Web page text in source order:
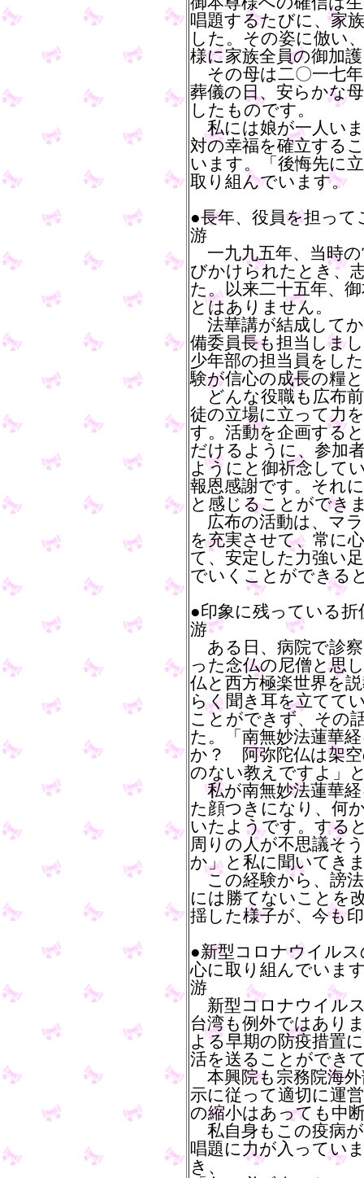
唱題するたびに、家
した。その姿に倣い
様に家族全員の御加
その母は二〇一七
葬儀の日、安らかな
したものです。
私には娘が一人い
対の幸福を確立する
います。「後悔先に
取り組んでいます。
●長年、役員を担っ
游
一九九五年、当時
びかけられたとき、
た。以来二十五年、
とはありません。
法華講が結成して
備委員長も担当しま
少年部の担当員をし
験が信心の成長の糧
どんな役職も広布
徒の立場に立って力
す。活動を企画する
だけるように、参加
ようにと御祈念して
報恩感謝です。それ
と感じることができ
広布の活動は、マ
を充実させて、常に
て、安定した力強い
でいくことができる
●印象に残っている
游
ある日、病院で診
った念仏の尼僧と思
仏と西方極楽世界を
らく聞き耳を立てて
ことができず、その
た。「南無妙法蓮華
か？ 阿弥陀仏は架空
のない教えですよ」
私が南無妙法蓮華
た顔つきになり、何
いたようです。する
周りの人が不思議そ
か」と私に聞いてき
この経験から、謗
には勝てないことを
揺した様子が、今も
●新型コロナウイル
心に取り組んでいま
游
新型コロナウイル
台湾も例外ではあり
よる早期の防疫措置
活を送ることができ
本興院も宗務院海
示に従って適切に運
の縮小はあっても中
私自身もこの疫病
唱題に力が入ってい
き、